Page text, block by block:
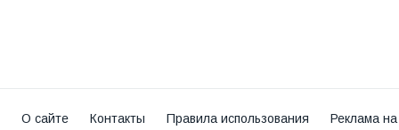
О сайте Контакты Правила использования Реклама